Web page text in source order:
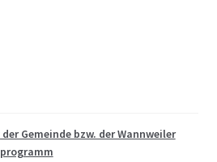
Gemeinde bzw. der Wannweiler